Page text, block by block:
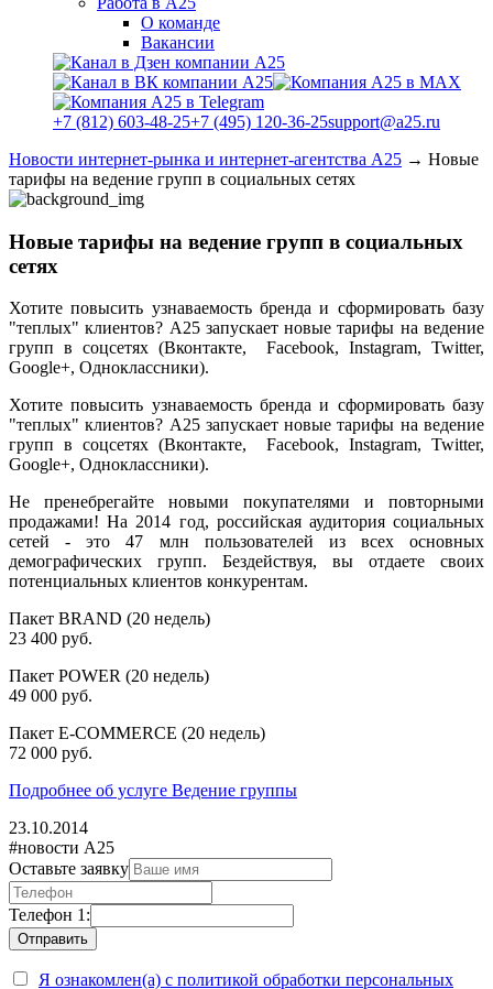
О команде
Вакансии
+7 (812) 603-48-25+7 (495) 120-36-25support@a25.ru
Новости интернет-рынка и интернет-агентства А25 → Новые
тарифы на ведение групп в социальных сетях
Новые тарифы на ведение групп в социальных
сетях
Хотите повысить узнаваемость бренда и сформировать базу
"теплых" клиентов? А25 запускает новые тарифы на ведение
групп в соцсетях (Вконтакте, Facebook, Instagram, Twitter,
Google+, Одноклассники).
Хотите повысить узнаваемость бренда и сформировать базу
"теплых" клиентов? А25 запускает новые тарифы на ведение
групп в соцсетях (Вконтакте, Facebook, Instagram, Twitter,
Google+, Одноклассники).
Не пренебрегайте новыми покупателями и повторными
продажами! На 2014 год, российская аудитория социальных
сетей - это 47 млн пользователей из всех основных
демографических групп. Бездействуя, вы отдаете своих
потенциальных клиентов конкурентам.
Пакет BRAND (20 недель)
23 400 руб.
Пакет POWER (20 недель)
49 000 руб.
Пакет E-COMMERCE (20 недель)
72 000 руб.
Подробнее об услуге Ведение группы
23.10.2014
#новости А25
Оставьте заявку
Телефон 1:
Я ознакомлен(а) с политикой обработки персональных